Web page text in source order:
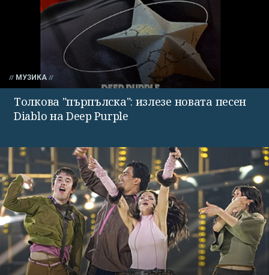
МУЗИКА
Толкова "пърпълска": излезе новата песен
Diablo на Deep Purple